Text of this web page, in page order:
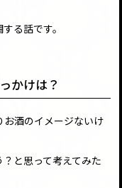
る話です。
かけは？
お酒のイメージないけ
と思って考えてみた